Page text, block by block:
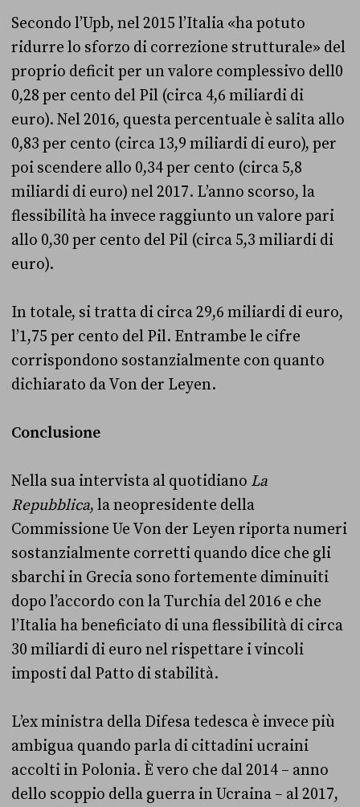
Secondo l’Upb, nel 2015 l’Italia «ha potuto
ridurre lo sforzo di correzione strutturale» del
proprio deficit per un valore complessivo dell0
0,28 per cento del Pil (circa 4,6 miliardi di
euro). Nel 2016, questa percentuale è salita allo
0,83 per cento (circa 13,9 miliardi di euro), per
poi scendere allo 0,34 per cento (circa 5,8
miliardi di euro) nel 2017. L’anno scorso, la
flessibilità ha invece raggiunto un valore pari
allo 0,30 per cento del Pil (circa 5,3 miliardi di
euro).
In totale, si tratta di circa 29,6 miliardi di euro,
l’1,75 per cento del Pil. Entrambe le cifre
corrispondono sostanzialmente con quanto
dichiarato da Von der Leyen.
Conclusione
Nella sua intervista al quotidiano La
Repubblica, la neopresidente della
Commissione Ue Von der Leyen riporta numeri
sostanzialmente corretti quando dice che gli
sbarchi in Grecia sono fortemente diminuiti
dopo l’accordo con la Turchia del 2016 e che
l’Italia ha beneficiato di una flessibilità di circa
30 miliardi di euro nel rispettare i vincoli
imposti dal Patto di stabilità.
L’ex ministra della Difesa tedesca è invece più
ambigua quando parla di cittadini ucraini
accolti in Polonia. È vero che dal 2014 – anno
dello scoppio della guerra in Ucraina – al 2017,